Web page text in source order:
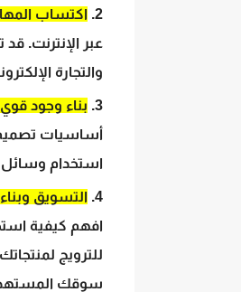
اكتساب
عبر الإنترنت.
والتجارة
بناء وجود قوي
أساسيات تصميم
استخدام وسائل
التسويق وبناء
افهم كيفية
للترويج
سوقك